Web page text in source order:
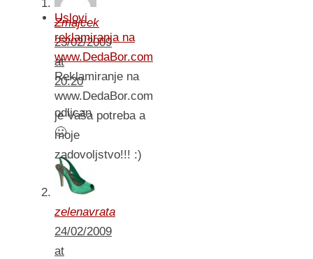
Zmajcek
23/02/2009
at
20:20
odlican
🙂
zelenavrata
24/02/2009
at
Uslovi
reklamiranja na
www.DedaBor.com
Reklamiranje na
www.DedaBor.com
je Vaša potreba a
moje
zadovoljstvo!!! :)